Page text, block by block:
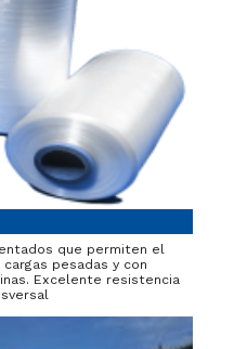
que permiten el
pesadas y con
Excelente resistencia